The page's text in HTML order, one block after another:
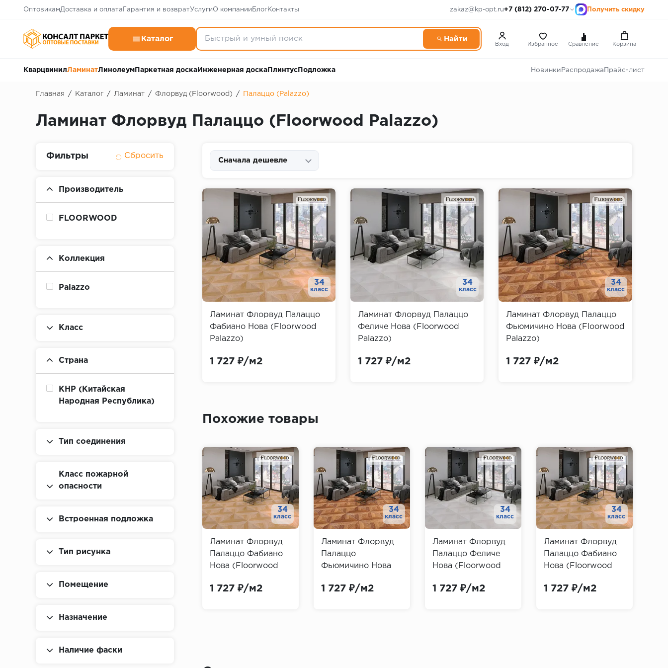
ОптовикамДоставка и оплата Гарантия и возвратУслугиО компании БлогКонтакты zakaz@kp-opt.ru+7 (812) 270-07-77 Получить скидку
Каталог
Вход Избранное Сравнение Корзина
КварцвинилЛаминатЛинолеум Паркетная доска Инженерная доска Плинтус Подложка Новинки Распродажа Прайс-лист
Главная / Каталог / Ламинат / Флорвуд (Floorwood) / Палаццо (Palazzo)
Ламинат Флорвуд Палаццо (Floorwood Palazzo)
Фильтры
Производитель
FLOORWOOD
Коллекция
Palazzo
Класс
Страна
КНР (Китайская
Народная Республика)
Тип соединения
Класс пожарной
опасности
Встроенная подложка
Тип рисунка
Помещение
Назначение
Наличие фаски
Сначала дешевле
34
класс
Ламинат Флорвуд Палаццо
Фабиано Нова (Floorwood
Palazzo)
1 727 ₽/м2
34
класс
Ламинат Флорвуд Палаццо
Феличе Нова (Floorwood
Palazzo)
1 727 ₽/м2
34
класс
Ламинат Флорвуд Палаццо
Фьюмичино Нова (Floorwood
Palazzo)
1 727 ₽/м2
Похожие товары
класс
Палаццо Феличе
1 727 ₽/м2
34
класс
Ламинат Флорвуд
Палаццо Фабиано
Нова (Floorwood
1 727 ₽/м2
34
класс
Ламинат Флорвуд
Палаццо
Фьюмичино Нова
Palazzo)
1 727 ₽/м2
34
класс
Ламинат Флорвуд
Палаццо Феличе
Нова (Floorwood
1 727 ₽/м2
34
класс
Ламинат Флорвуд
Палаццо Фабиано
Нова (Floorwood
1 727 ₽/м2